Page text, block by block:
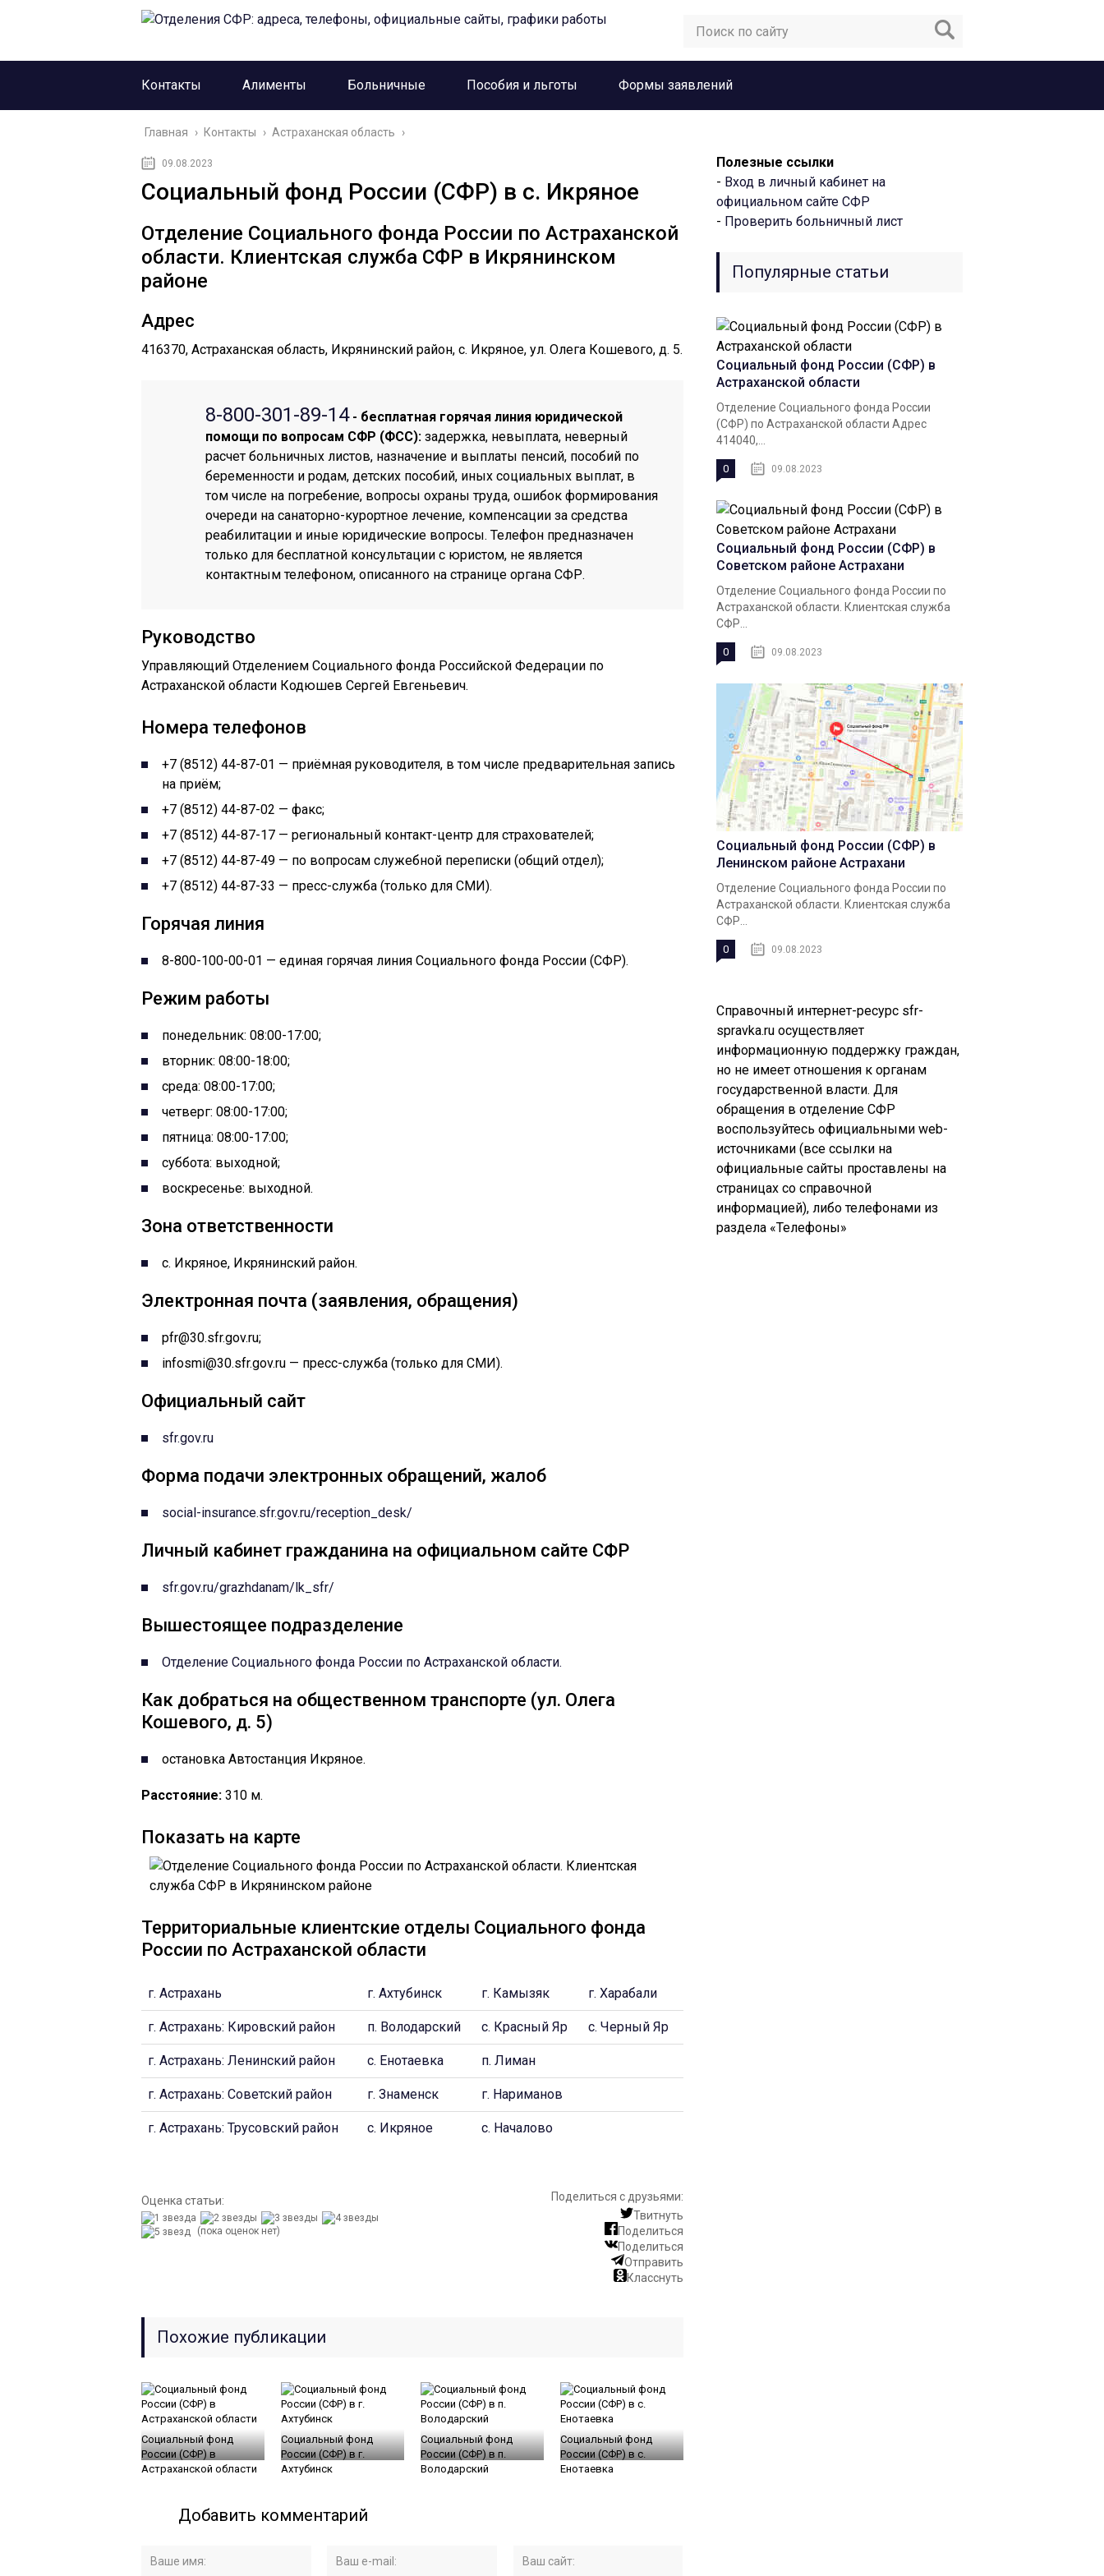
Контакты Алименты Больничные Пособия и льготы Формы заявлений
Главная › Контакты › Астраханская область ›
09.08.2023
Социальный фонд России (СФР) в с. Икряное
Отделение Социального фонда России по Астраханской
области. Клиентская служба СФР в Икрянинском
районе
Адрес
416370, Астраханская область, Икрянинский район, с. Икряное, ул. Олега Кошевого, д. 5.
8-800-301-89-14- бесплатная горячая линия юридической
помощи по вопросам CФР (ФСС): задержка, невыплата, неверный
расчет больничных листов, назначение и выплаты пенсий, пособий по
беременности и родам, детских пособий, иных социальных выплат, в
том числе на погребение, вопросы охраны труда, ошибок формирования
очереди на санаторно-курортное лечение, компенсации за средства
реабилитации и иные юридические вопросы. Телефон предназначен
только для бесплатной консультации с юристом, не является
контактным телефоном, описанного на странице органа СФР.
Руководство
Управляющий Отделением Социального фонда Российской Федерации по
Астраханской области Кодюшев Сергей Евгеньевич.
Номера телефонов
+7 (8512) 44-87-01 — приёмная руководителя, в том числе предварительная запись
на приём;
+7 (8512) 44-87-02 — факс;
+7 (8512) 44-87-17 — региональный контакт-центр для страхователей;
+7 (8512) 44-87-49 — по вопросам служебной переписки (общий отдел);
+7 (8512) 44-87-33 — пресс-служба (только для СМИ).
Горячая линия
8-800-100-00-01 — единая горячая линия Социального фонда России (СФР).
Режим работы
понедельник: 08:00-17:00;
вторник: 08:00-18:00;
среда: 08:00-17:00;
четверг: 08:00-17:00;
пятница: 08:00-17:00;
суббота: выходной;
воскресенье: выходной.
Зона ответственности
с. Икряное, Икрянинский район.
Электронная почта (заявления, обращения)
pfr@30.sfr.gov.ru;
infosmi@30.sfr.gov.ru — пресс-служба (только для СМИ).
Официальный сайт
sfr.gov.ru
Форма подачи электронных обращений, жалоб
social-insurance.sfr.gov.ru/reception_desk/
Личный кабинет гражданина на официальном сайте СФР
sfr.gov.ru/grazhdanam/lk_sfr/
Вышестоящее подразделение
Отделение Социального фонда России по Астраханской области.
Как добраться на общественном транспорте (ул. Олега
Кошевого, д. 5)
остановка Автостанция Икряное.
Расстояние: 310 м.
Показать на карте
Территориальные клиентские отделы Социального фонда
России по Астраханской области
г. Астрахань г. Ахтубинск г. Камызяк г. Харабали
г. Астрахань: Кировский район п. Володарский с. Красный Яр с. Черный Яр
г. Астрахань: Ленинский район с. Енотаевка п. Лиман
г. Астрахань: Советский район г. Знаменск г. Нариманов
г. Астрахань: Трусовский район с. Икряное с. Началово
Оценка статьи:
(пока оценок нет)
Поделиться с друзьями:
Твитнуть
Поделиться
Поделиться
Отправить
Класснуть
Похожие публикации
Социальный фонд
России (СФР) в
Астраханской области
Социальный фонд
России (СФР) в г.
Ахтубинск
Социальный фонд
России (СФР) в п.
Володарский
Социальный фонд
России (СФР) в с.
Енотаевка
Добавить комментарий
Полезные ссылки
- Вход в личный кабинет на
официальном сайте СФР
- Проверить больничный лист
Популярные статьи
Социальный фонд России (СФР) в
Астраханской области
Отделение Социального фонда России
(СФР) по Астраханской области Адрес
414040,...
0 09.08.2023
Социальный фонд России (СФР) в
Советском районе Астрахани
Отделение Социального фонда России по
Астраханской области. Клиентская служба
СФР...
0 09.08.2023
Социальный фонд России (СФР) в
Ленинском районе Астрахани
Отделение Социального фонда России по
Астраханской области. Клиентская служба
СФР...
0 09.08.2023
Справочный интернет-ресурс sfr-
spravka.ru осуществляет
информационную поддержку граждан,
но не имеет отношения к органам
государственной власти. Для
обращения в отделение СФР
воспользуйтесь официальными web-
источниками (все ссылки на
официальные сайты проставлены на
страницах со справочной
информацией), либо телефонами из
раздела «Телефоны»